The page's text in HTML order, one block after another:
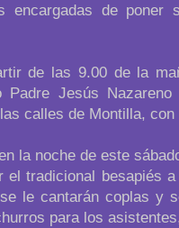
encargadas de
de las 9.00 de la
Padre Jesús
calles de Montilla,
la noche de este
el tradicional besapiés
le cantarán coplas y
para los